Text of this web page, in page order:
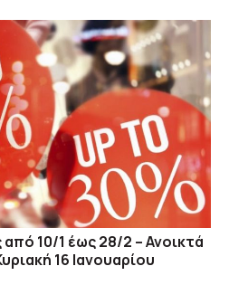
από 10/1 έως 28/2 – Ανοικτά
16 Ιανουαρίου